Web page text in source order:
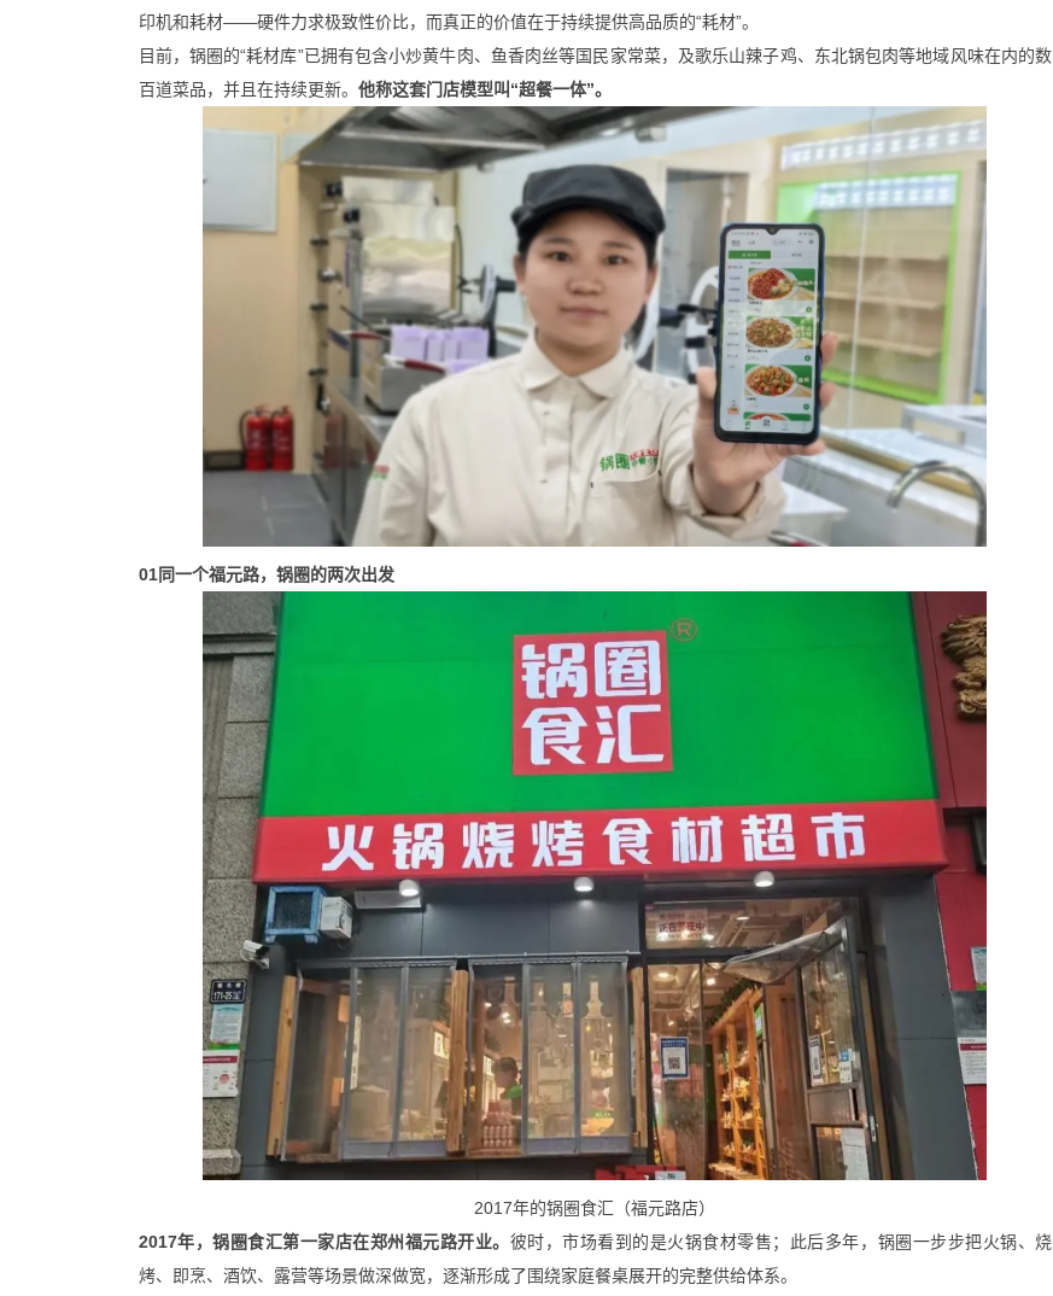
印机和耗材——硬件力求极致性价比，而真正的价值在于持续提供高品质的“耗材”。
目前，锅圈的“耗材库”已拥有包含小炒黄牛肉、鱼香肉丝等国民家常菜，及歌乐山辣子鸡、东北锅包肉等地域风味在内的数
百道菜品，并且在持续更新。 他称这套门店模型叫“超餐一体”。
01同一个福元路，锅圈的两次出发
2017年的锅圈食汇（福元路店）
2017年，锅圈食汇第一家店在郑州福元路开业。 彼时，市场看到的是火锅食材零售；此后多年，锅圈一步步把火锅、烧
烤、即烹、酒饮、露营等场景做深做宽，逐渐形成了围绕家庭餐桌展开的完整供给体系。